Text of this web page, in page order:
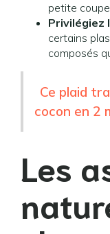
petite
Privilégiez
certains
composés
Ce plaid
cocon en 2
Les